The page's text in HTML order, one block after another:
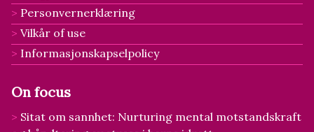
Personvernerklæring
Vilkår of use
Informasjonskapselpolicy
On focus
Sitat om sannhet: Nurturing mental motstandskraft